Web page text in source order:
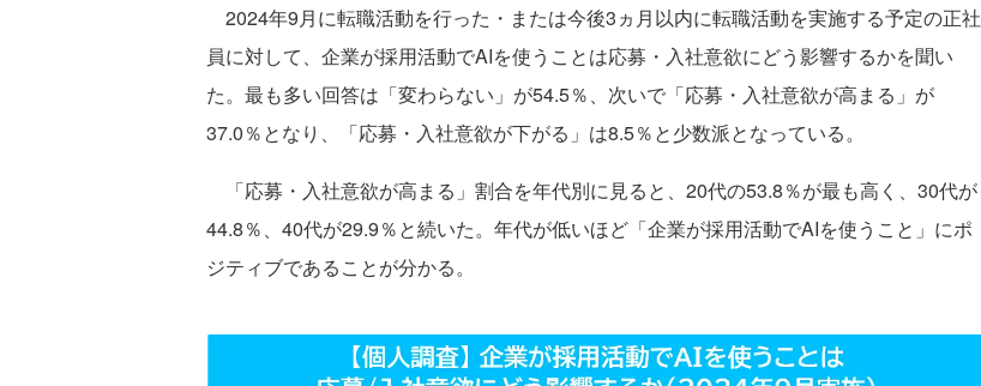
2024年9月に転職活動を行った・または今後3ヵ月以内に転職活動を実施する予定の正社
員に対して、企業が採用活動でAIを使うことは応募・入社意欲にどう影響するかを聞い
た。最も多い回答は「変わらない」が54.5％、次いで「応募・入社意欲が高まる」が
37.0％となり、「応募・入社意欲が下がる」は8.5％と少数派となっている。
「応募・入社意欲が高まる」割合を年代別に見ると、20代の53.8％が最も高く、30代が
44.8％、40代が29.9％と続いた。年代が低いほど「企業が採用活動でAIを使うこと」にポ
ジティブであることが分かる。